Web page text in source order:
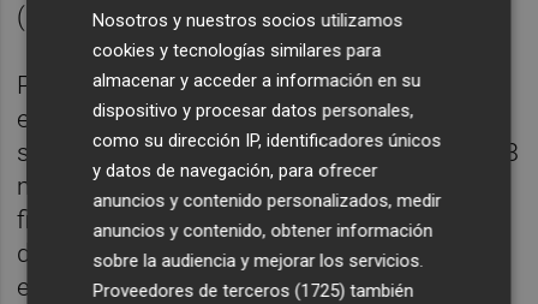
(Francia).
Por otra parte, HBX Group, la tecnológica
especializada en servicios de viajes, ha
señalado que obtuvo un beneficio neto de 28
millones de euros en su primer semestre
fiscal (octubre-marzo), frente a las pérdidas
de 227 millones del mismo periodo del
ejercicio anterior.
Nosotros y nuestros socios utilizamos
cookies y tecnologías similares para
almacenar y acceder a información en su
dispositivo y procesar datos personales,
como su dirección IP, identificadores únicos
y datos de navegación, para ofrecer
anuncios y contenido personalizados, medir
anuncios y contenido, obtener información
sobre la audiencia y mejorar los servicios.
Proveedores de terceros (1725) también